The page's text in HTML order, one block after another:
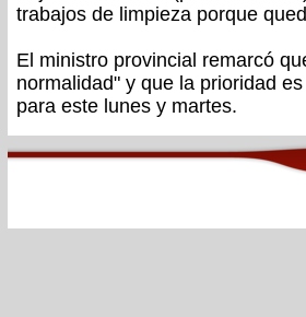
trabajos de limpieza porque
El ministro provincial remarcó
normalidad" y que la prioridad
para este lunes y martes.